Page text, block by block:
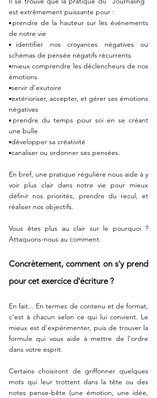
est extrêmement puissante pour :
▪️prendre de la hauteur sur les événements
de notre vie
▪️identifier nos croyances négatives ou
schémas de pensée négatifs récurrents
▪️mieux comprendre les déclencheurs de nos
émotions
▪️servir d'exutoire
▪️extérioriser, accepter, et gérer ses émotions
négatives
▪️prendre du temps pour soi en se créant
une bulle
▪️développer sa créativité
▪️canaliser ou ordonner ses pensées.
En bref, une pratique régulière nous aide à y
voir plus clair dans notre vie pour mieux
définir nos priorités, prendre du recul, et
réaliser nos objectifs.
Vous êtes plus au clair sur le pourquoi ?
Attaquons-nous au comment.
Concrètement, comment on s'y prend
pour cet exercice d'écriture ?
En fait... En termes de contenu et de format,
c'est à chacun selon ce qui lui convient. Le
mieux est d'expérimenter, puis de trouver la
formule qui vous aide à mettre de l'ordre
dans votre esprit.
Certains choisiront de griffonner quelques
mots qui leur trottent dans la tête ou des
notes pense-bête (une émotion, une idée,